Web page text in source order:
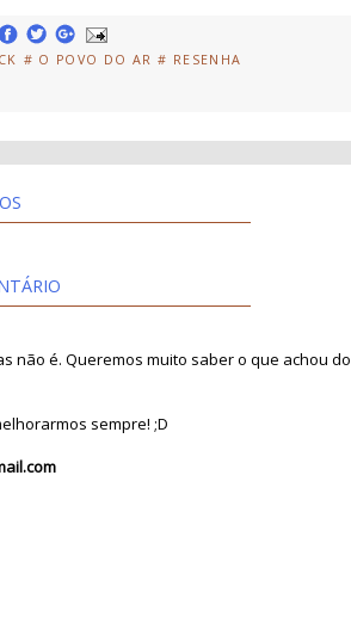
# O POVO DO AR # RESENHA
não é. Queremos muito saber o que achou do
sempre! ;D